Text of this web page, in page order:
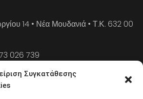
Συγκατάθεσης
14 • Νέα Μουδανιά • Τ.Κ. 632 00
026 739
739